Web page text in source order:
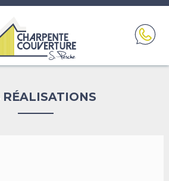
RÉALISATIONS